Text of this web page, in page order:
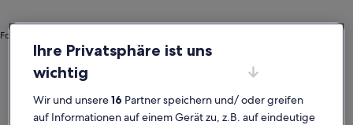
Foto von Tourism Corporation Bonaire
Bonaire Villen in Bonaire
Bonaire – beliebte Städte
Kralendijk Rincon
Ihre Privatsphäre ist uns
wichtig
Wir und unsere16 Partner speichern und/ oder greifen
auf Informationen auf einem Gerät zu, z.B. auf eindeutige